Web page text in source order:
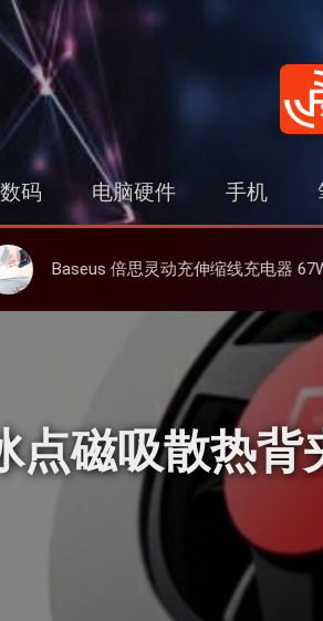
发
码 电脑硬件 手机
灵动充伸缩线充电器 67W 3C，超耐用可伸缩线、氮化镓、3C多设备同时充
点磁吸散热